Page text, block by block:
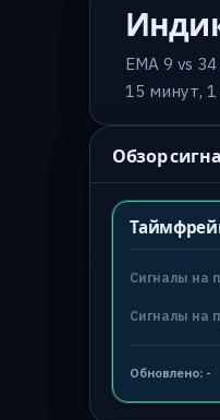
EMA 9 vs
15 минут, 1
Обзор
Сигналы на
Сигналы на
Обновлено: -